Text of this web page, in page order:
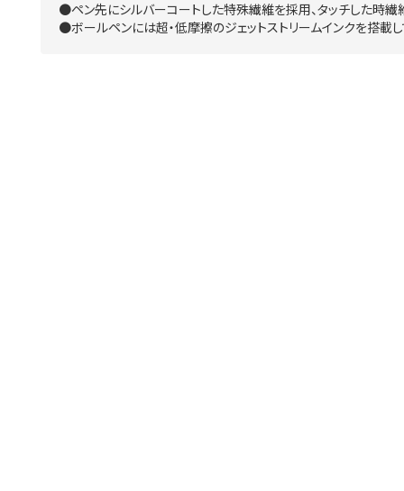
●ペン先にシルバーコートした特殊繊維を採用、タッチした時
●ボールペンには超・低摩擦のジェットストリームインクを搭載し